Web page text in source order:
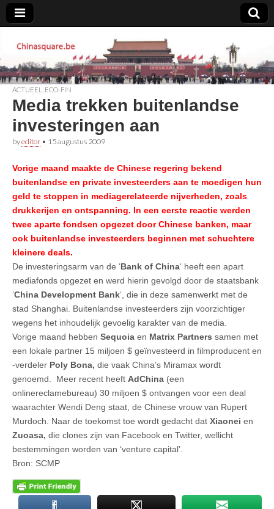
Chinasquare.be
ACTUEEL ECO-FIN
Media trekken buitenlandse
investeringen aan
byeditor • 15 augustus 2009
Vorige maand maakte de Chinese regering bekend
buitenlandse en private investeerders aan te moedigen hun
geld te stoppen in mediagerelateerde nijverheden, zoals
drukkerijen en ontspanning. In een eerste reactie werden
twee aparte fondsen opgezet door Chinese banken, maar
ook buitenlandse investeerders beginnen met schuchtere
kleinere deals.
De investeringsarm van de ‘Bank of China‘ heeft een apart
mediafonds opgezet en werd hierin gevolgd door de staatsbank
‘China Development Bank‘, die in deze samenwerkt met de
stad Shanghai. Buitenlandse investeerders zijn voorzichtiger
wegens het inhoudelijk gevoelig karakter van de media.
Vorige maand hebben Sequoia en Matrix Partners samen met
een lokale partner 15 miljoen $ geïnvesteerd in filmproducent en
-verdeler Poly Bona, die vaak China’s Miramax wordt
genoemd. Meer recent heeft AdChina (een
onlinereclamebureau) 30 miljoen $ ontvangen voor een deal
waarachter Wendi Deng staat, de Chinese vrouw van Rupert
Murdoch. Naar de toekomst toe wordt gedacht dat Xiaonei en
Zuoasa, die clones zijn van Facebook en Twitter, wellicht
bestemmingen worden van ‘venture capital’.
Bron: SCMP